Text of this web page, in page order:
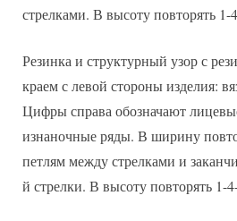
стрелками. В высоту повторять 1-
Резинка и структурный узор с
краем с левой стороны изделия:
Цифры справа обозначают
изнаночные ряды. В ширину
петлям между стрелками и
й стрелки. В высоту повторять 1-